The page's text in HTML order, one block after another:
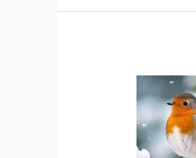
Oiseaux
Rouge
Gorge